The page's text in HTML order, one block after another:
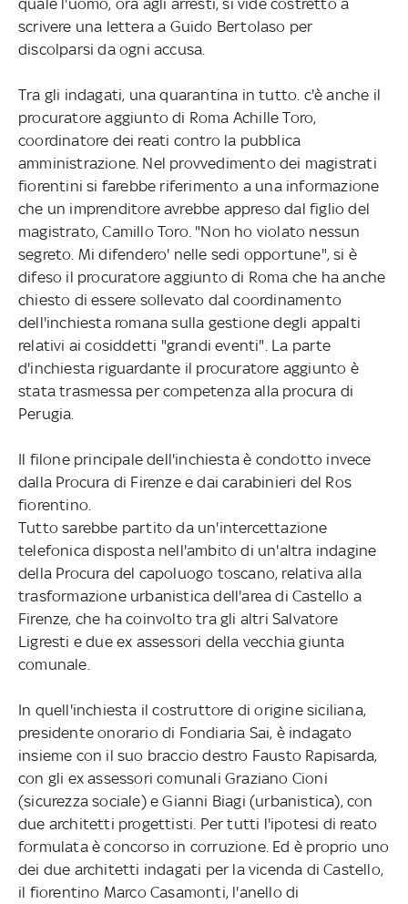
scrivere una lettera a Guido Bertolaso per
discolparsi da ogni accusa.
Tra gli indagati, una quarantina in tutto. c'è anche il
procuratore aggiunto di Roma Achille Toro,
coordinatore dei reati contro la pubblica
amministrazione. Nel provvedimento dei magistrati
fiorentini si farebbe riferimento a una informazione
che un imprenditore avrebbe appreso dal figlio del
magistrato, Camillo Toro. "Non ho violato nessun
segreto. Mi difendero' nelle sedi opportune", si è
difeso il procuratore aggiunto di Roma che ha anche
chiesto di essere sollevato dal coordinamento
dell'inchiesta romana sulla gestione degli appalti
relativi ai cosiddetti "grandi eventi". La parte
d'inchiesta riguardante il procuratore aggiunto è
stata trasmessa per competenza alla procura di
Perugia.
Il filone principale dell'inchiesta è condotto invece
dalla Procura di Firenze e dai carabinieri del Ros
fiorentino.
Tutto sarebbe partito da un'intercettazione
telefonica disposta nell'ambito di un'altra indagine
della Procura del capoluogo toscano, relativa alla
trasformazione urbanistica dell'area di Castello a
Firenze, che ha coinvolto tra gli altri Salvatore
Ligresti e due ex assessori della vecchia giunta
comunale.
In quell'inchiesta il costruttore di origine siciliana,
presidente onorario di Fondiaria Sai, è indagato
insieme con il suo braccio destro Fausto Rapisarda,
con gli ex assessori comunali Graziano Cioni
(sicurezza sociale) e Gianni Biagi (urbanistica), con
due architetti progettisti. Per tutti l'ipotesi di reato
formulata è concorso in corruzione. Ed è proprio uno
dei due architetti indagati per la vicenda di Castello,
il fiorentino Marco Casamonti, l'anello di